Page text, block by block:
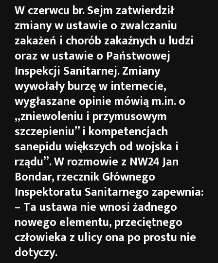
W czerwcu br. Sejm zatwierdził
zmiany w ustawie o zwalczaniu
zakażeń i chorób zakaźnych u ludzi
oraz w ustawie o Państwowej
Inspekcji Sanitarnej. Zmiany
wywołały burzę w internecie,
wygłaszane opinie mówią m.in. o
„zniewoleniu i przymusowym
szczepieniu” i kompetencjach
sanepidu większych od wojska i
rządu”. W rozmowie z NW24 Jan
Bondar, rzecznik Głównego
Inspektoratu Sanitarnego zapewnia:
– Ta ustawa nie wnosi żadnego
nowego elementu, przeciętnego
człowieka z ulicy ona po prostu nie
dotyczy.